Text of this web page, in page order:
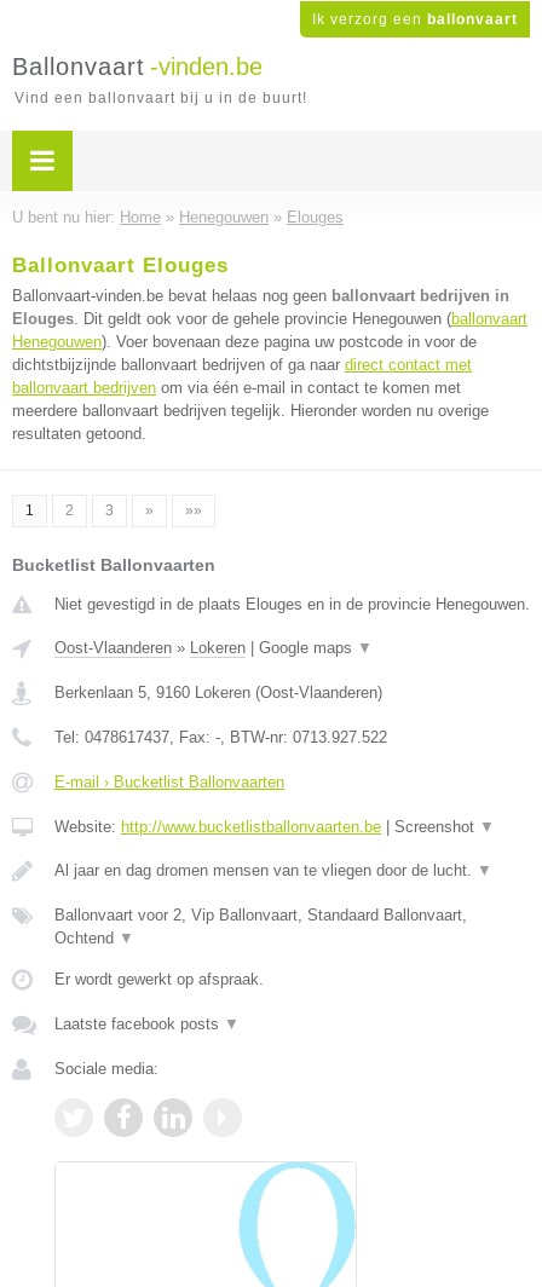
Ik verzorg een ballonvaart
Ballonvaart -vinden.be
Vind een ballonvaart bij u in de buurt!
U bent nu hier: Home » Henegouwen » Elouges
Ballonvaart Elouges
Ballonvaart-vinden.be bevat helaas nog geen ballonvaart bedrijven in
Elouges. Dit geldt ook voor de gehele provincie Henegouwen (ballonvaart
Henegouwen). Voer bovenaan deze pagina uw postcode in voor de
dichtstbijzijnde ballonvaart bedrijven of ga naar direct contact met
ballonvaart bedrijven om via één e-mail in contact te komen met
meerdere ballonvaart bedrijven tegelijk. Hieronder worden nu overige
resultaten getoond.
1 2 3 » »»
Bucketlist Ballonvaarten
Niet gevestigd in de plaats Elouges en in de provincie Henegouwen.
Oost-Vlaanderen » Lokeren Google maps ▼
Berkenlaan 5, 9160 Lokeren (Oost-Vlaanderen)
Tel: 0478617437, Fax: -, BTW-nr: 0713.927.522
E-mail › Bucketlist Ballonvaarten
Website: http://www.bucketlistballonvaarten.be Screenshot ▼
Al jaar en dag dromen mensen van te vliegen door de lucht. ▼
Ballonvaart voor 2, Vip Ballonvaart, Standaard Ballonvaart,
Ochtend ▼
Er wordt gewerkt op afspraak.
Laatste facebook posts ▼
Sociale media: